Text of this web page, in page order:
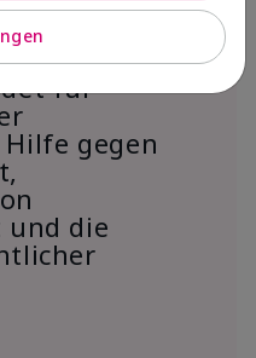
US-Dollar
für
gegen
die